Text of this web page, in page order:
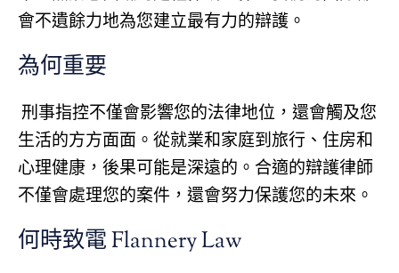
會不遺餘力地為您建立最有力的辯護。
為何重要
刑事指控不僅會影響您的法律地位，還會觸及您
生活的方方面面。從就業和家庭到旅行、住房和
心理健康，後果可能是深遠的。合適的辯護律師
不僅會處理您的案件，還會努力保護您的未來。
何時致電 Flannery Law